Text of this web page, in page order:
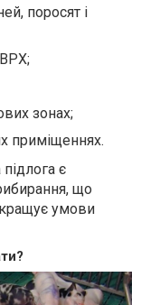
поросят і
зонах;
приміщеннях.
є
що
умови